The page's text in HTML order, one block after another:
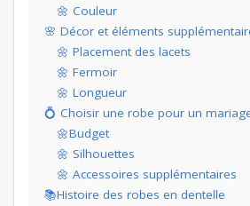
🌼 Couleur
🌸 Décor et éléments
🌼 Placement des lacets
🌼 Fermoir
🌼 Longueur
💍 Choisir une robe pour un
🌼Budget
🌼 Silhouettes
🌼 Accessoires supplémentaires
📚Histoire des robes en dentelle